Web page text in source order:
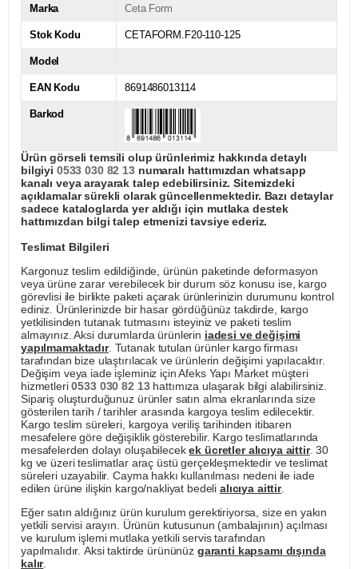
Marka Ceta Form
Stok Kodu CETAFORM.F20-110-125
Model
EAN Kodu 8691486013114
Barkod
Ürün görseli temsili olup ürünlerimiz hakkında detaylı
bilgiyi 0533 030 82 13numaralı hattımızdan whatsapp
kanalı veya arayarak talep edebilirsiniz. Sitemizdeki
açıklamalar sürekli olarak güncellenmektedir. Bazı detaylar
sadece kataloglarda yer aldığı için mutlaka destek
hattımızdan bilgi talep etmenizi tavsiye ederiz.
Teslimat Bilgileri
Kargonuz teslim edildiğinde, ürünün paketinde deformasyon
veya ürüne zarar verebilecek bir durum söz konusu ise, kargo
görevlisi ile birlikte paketi açarak ürünlerinizin durumunu kontrol
ediniz. Ürünlerinizde bir hasar gördüğünüz takdirde, kargo
yetkilisinden tutanak tutmasını isteyiniz ve paketi teslim
almayınız. Aksi durumlarda ürünlerin iadesi ve değişimi
yapılmamaktadır. Tutanak tutulan ürünler kargo firması
tarafından bize ulaştırılacak ve ürünlerin değişimi yapılacaktır.
Değişim veya iade işleminiz için Afeks Yapı Market müşteri
hizmetleri0533 030 82 13hattımıza ulaşarak bilgi alabilirsiniz.
Sipariş oluşturduğunuz ürünler satın alma ekranlarında size
gösterilen tarih / tarihler arasında kargoya teslim edilecektir.
Kargo teslim süreleri, kargoya veriliş tarihinden itibaren
mesafelere göre değişiklik gösterebilir. Kargo teslimatlarında
mesafelerden dolayı oluşabilecekek ücretler alıcıya aittir. 30
kg ve üzeri teslimatlar araç üstü gerçekleşmektedir ve teslimat
süreleri uzayabilir. Cayma hakkı kullanılması nedeni ile iade
edilen ürüne ilişkin kargo/nakliyat bedeli alıcıya aittir.
Eğer satın aldığınız ürün kurulum gerektiriyorsa, size en yakın
yetkili servisi arayın. Ürünün kutusunun (ambalajının) açılması
ve kurulum işlemi mutlaka yetkili servis tarafından
yapılmalıdır. Aksi taktirde ürününüz garanti kapsamı dışında
kalır.